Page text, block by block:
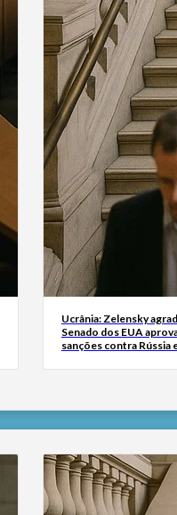
Ucrânia: Zelensky
Senado dos EUA
sanções contra Rússia